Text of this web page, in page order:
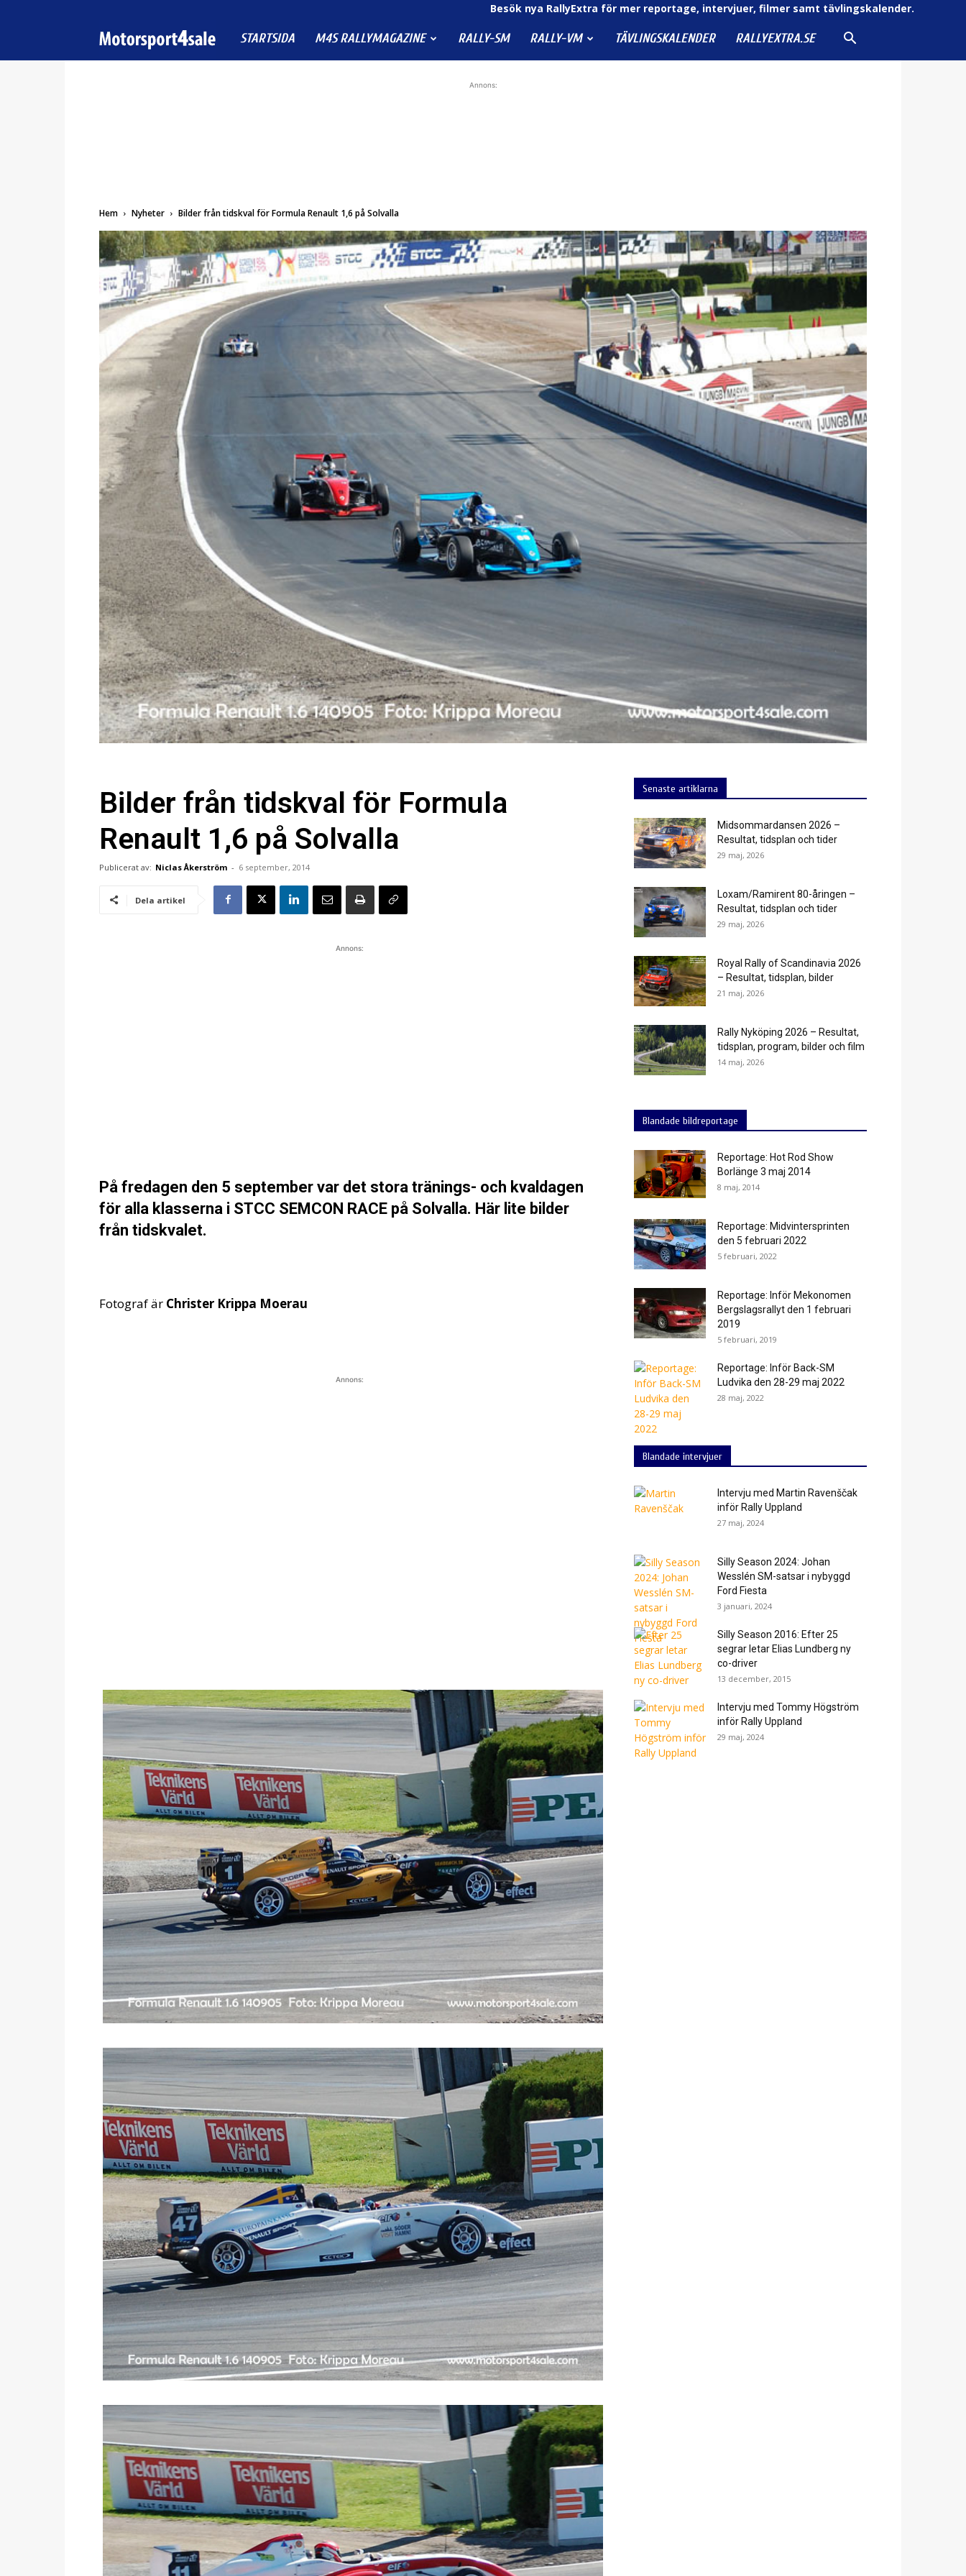
Besök nya RallyExtra för mer reportage, intervjuer, filmer samt tävlingskalender.
Motorsport4sale
STARTSIDA M4S RALLYMAGAZINE RALLY-SM RALLY-VM TÄVLINGSKALENDER RALLYEXTRA.SE
Annons:
Hem Nyheter Bilder från tidskval för Formula Renault 1,6 på Solvalla
Bilder från tidskval för Formula
Renault 1,6 på Solvalla
Publicerat av: Niclas Åkerström - 6 september, 2014
Dela artikel
Annons:
På fredagen den 5 september var det stora tränings- och kvaldagen
för alla klasserna i STCC SEMCON RACE på Solvalla. Här lite bilder
från tidskvalet.
Fotograf är Christer Krippa Moerau
Annons:
Senaste artiklarna
Midsommardansen 2026 –
Resultat, tidsplan och tider
29 maj, 2026
Loxam/Ramirent 80-åringen –
Resultat, tidsplan och tider
29 maj, 2026
Royal Rally of Scandinavia 2026
– Resultat, tidsplan, bilder
21 maj, 2026
Rally Nyköping 2026 – Resultat,
tidsplan, program, bilder och film
14 maj, 2026
Blandade bildreportage
Reportage: Hot Rod Show
Borlänge 3 maj 2014
8 maj, 2014
Reportage: Midvintersprinten
den 5 februari 2022
5 februari, 2022
Reportage: Inför Mekonomen
Bergslagsrallyt den 1 februari
2019
5 februari, 2019
Reportage: Inför Back-SM
Ludvika den 28-29 maj 2022
28 maj, 2022
Blandade intervjuer
Intervju med Martin Ravenščak
inför Rally Uppland
27 maj, 2024
Silly Season 2024: Johan
Wesslén SM-satsar i nybyggd
Ford Fiesta
3 januari, 2024
Silly Season 2016: Efter 25
segrar letar Elias Lundberg ny
co-driver
13 december, 2015
Intervju med Tommy Högström
inför Rally Uppland
29 maj, 2024